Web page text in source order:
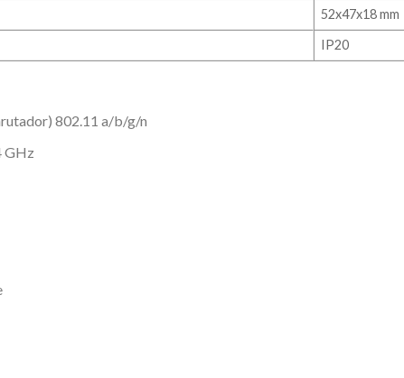
52x47x18 mm
IP20
802.11 a/b/g/n
GHz